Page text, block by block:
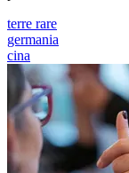
terre rare
germania
cina